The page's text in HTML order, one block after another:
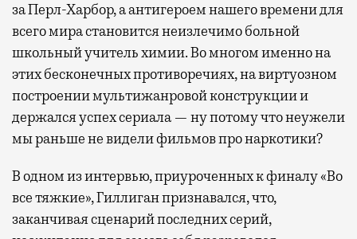
за Перл-Харбор, а антигероем нашего времени для
всего мира становится неизлечимо больной
школьный учитель химии. Во многом именно на
этих бесконечных противоречиях, на виртуозном
построении мультижанровой конструкции и
держался успех сериала — ну потому что неужели
мы раньше не видели фильмов про наркотики?
В одном из интервью, приуроченных к финалу «Во
все тяжкие», Гиллиган признавался, что,
заканчивая сценарий последних серий,